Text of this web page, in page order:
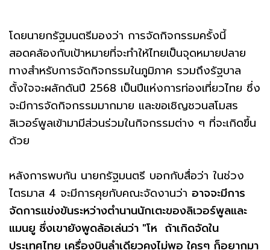
โดยนายกรัฐมนตรีมองว่า การจัดกิจกรรมครั้งนี้
สอดคล้องกับเป้าหมายที่จะทำให้ไทยเป็นจุดหมายปลาย
ทางสำหรับการจัดกิจกรรมในภูมิภาค รวมถึงรัฐบาล
ตั้งใจจะผลักดันปี 2568 เป็นปีแห่งการท่องเที่ยวไทย ซึ่ง
จะมีการจัดกิจกรรมมากมาย และขอเชิญชวนสโมสร
ลิเวอร์พูลเข้ามามีส่วนร่วมในกิจกรรมต่าง ๆ ที่จะเกิดขึ้น
ด้วย
หลังการพบกัน นายกรัฐมนตรี บอกกับสื่อว่า ในช่วง
ไตรมาส 4 จะมีการคุยกับคณะจัดงานว่า อาจจะมีการ
จัดการแข่งขันระหว่างตำนานนักเตะของลิเวอร์พูลและ
แมนยู​ ซึ่งเขายังพูดล้อเล่นว่า "โห ถ้าเกิดจัดใน
ประเทศไทย เครื่องบินลำเดียวคงไม่พอ​ ใครๆ ก็อยากมา